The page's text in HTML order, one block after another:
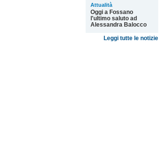
Attualità
Oggi a Fossano
l'ultimo saluto ad
Alessandra Balocco
Leggi tutte le notizie